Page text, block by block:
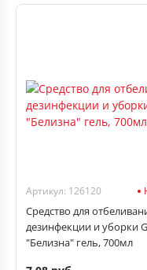
Артикул: 126120
Средство для
дезинфекции и уборки
"Белизна" гель, 700мл